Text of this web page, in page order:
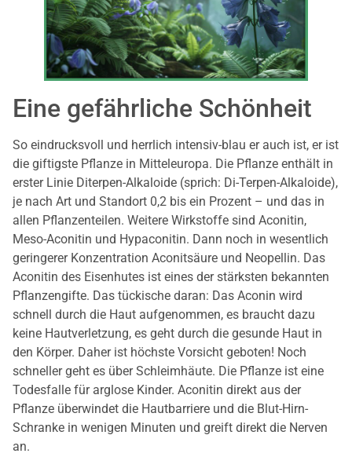
Eine gefährliche Schönheit
So eindrucksvoll und herrlich intensiv-blau er auch ist, er ist
die giftigste Pflanze in Mitteleuropa. Die Pflanze enthält in
erster Linie Diterpen-Alkaloide (sprich: Di-Terpen-Alkaloide),
je nach Art und Standort 0,2 bis ein Prozent – und das in
allen Pflanzenteilen. Weitere Wirkstoffe sind Aconitin,
Meso-Aconitin und Hypaconitin. Dann noch in wesentlich
geringerer Konzentration Aconitsäure und Neopellin. Das
Aconitin des Eisenhutes ist eines der stärksten bekannten
Pflanzengifte. Das tückische daran: Das Aconin wird
schnell durch die Haut aufgenommen, es braucht dazu
keine Hautverletzung, es geht durch die gesunde Haut in
den Körper. Daher ist höchste Vorsicht geboten! Noch
schneller geht es über Schleimhäute. Die Pflanze ist eine
Todesfalle für arglose Kinder. Aconitin direkt aus der
Pflanze überwindet die Hautbarriere und die Blut-Hirn-
Schranke in wenigen Minuten und greift direkt die Nerven
an.